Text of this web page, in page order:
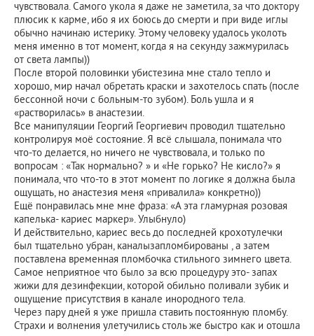
чувствовала. Самого укола я даже не заметила, за что доктору
плюсик к карме, ибо я их боюсь до смерти и при виде иглы
обычно начинаю истерику. Этому человеку удалось уколоть
меня именно в тот момент, когда я на секунду зажмурилась
от света лампы))
После второй половинки убистезина мне стало тепло и
хорошо, мир начал обретать краски и захотелось спать (после
бессонной ночи с больным-то зубом). Боль ушла и я
«растворилась» в анастезии.
Все манипуляции Георгий Георгиевич проводил тщательно
контролируя моё состояние. Я всё слышала, понимала что
что-то делается, но ничего не чувствовала, и только по
вопросам : «Так нормально? » и «Не горько? Не кисло?» я
понимала, что что-то в этот момент по логике я должна была
ощущать, но анастезия меня «привалила» конкретно))
Ещё понравилась мне мне фраза: «А эта гламурная розовая
капелька- кариес маркер». Улыбнуло)
И действительно, кариес весь до последней крохотулечки
был тщательно убран, каналызапломбированы , а затем
поставлена временная пломбочка стильного зимнего цвета.
Самое неприятное что было за всю процедуру это- запах
жижи для дезинфекции, которой обильно поливали зубик и
ощущение присутствия в канале инородного тела.
Через пару дней я уже пришла ставить постоянную пломбу.
Страхи и волнения улетучились столь же быстро как и отошла